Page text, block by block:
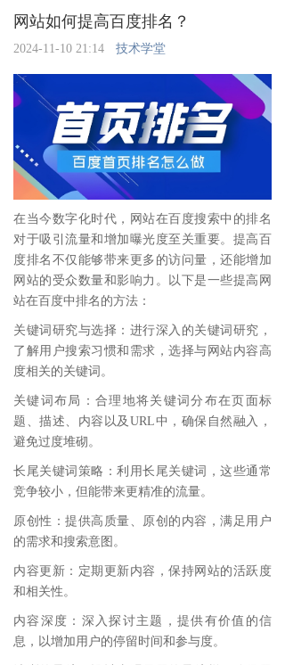
网站如何提高百度排名？
2024-11-10 21:14 技术学堂
在当今数字化时代，网站在百度搜索中的排名
对于吸引流量和增加曝光度至关重要。提高百
度排名不仅能够带来更多的访问量，还能增加
网站的受众数量和影响力。以下是一些提高网
站在百度中排名的方法：
关键词研究与选择：进行深入的关键词研究，
了解用户搜索习惯和需求，选择与网站内容高
度相关的关键词。
关键词布局：合理地将关键词分布在页面标
题、描述、内容以及URL中，确保自然融入，
避免过度堆砌。
长尾关键词策略：利用长尾关键词，这些通常
竞争较小，但能带来更精准的流量。
原创性：提供高质量、原创的内容，满足用户
的需求和搜索意图。
内容更新：定期更新内容，保持网站的活跃度
和相关性。
内容深度：深入探讨主题，提供有价值的信
息，以增加用户的停留时间和参与度。